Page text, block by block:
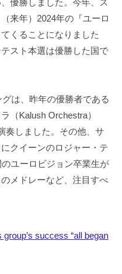
来年）2024年の『ユーロ
くることになりました
スト本選は優勝した国で
は、昨年の優勝者である
（Kalush Orchestra）
奏しました。その他、サ
クイーンのロジャー・テ
ユーロビジョン卒業生が
メドレーなど、注目すべ
success “all began